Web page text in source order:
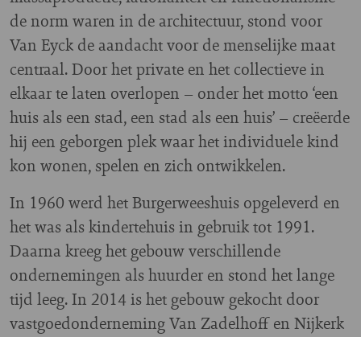
de norm waren in de architectuur, stond voor
Van Eyck de aandacht voor de menselijke maat
centraal. Door het private en het collectieve in
elkaar te laten overlopen – onder het motto ‘een
huis als een stad, een stad als een huis’ – creëerde
hij een geborgen plek waar het individuele kind
kon wonen, spelen en zich ontwikkelen.
In 1960 werd het Burgerweeshuis opgeleverd en
het was als kindertehuis in gebruik tot 1991.
Daarna kreeg het gebouw verschillende
ondernemingen als huurder en stond het lange
tijd leeg. In 2014 is het gebouw gekocht door
vastgoedonderneming Van Zadelhoff en Nijkerk